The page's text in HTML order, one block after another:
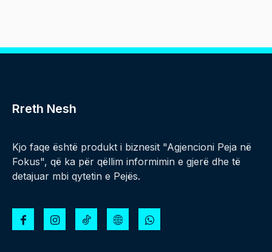
Rreth Nesh
Kjo faqe është produkt i biznesit "Agjencioni Peja në
Fokus", që ka për qëllim informimin e gjerë dhe të
detajuar mbi qytetin e Pejës.